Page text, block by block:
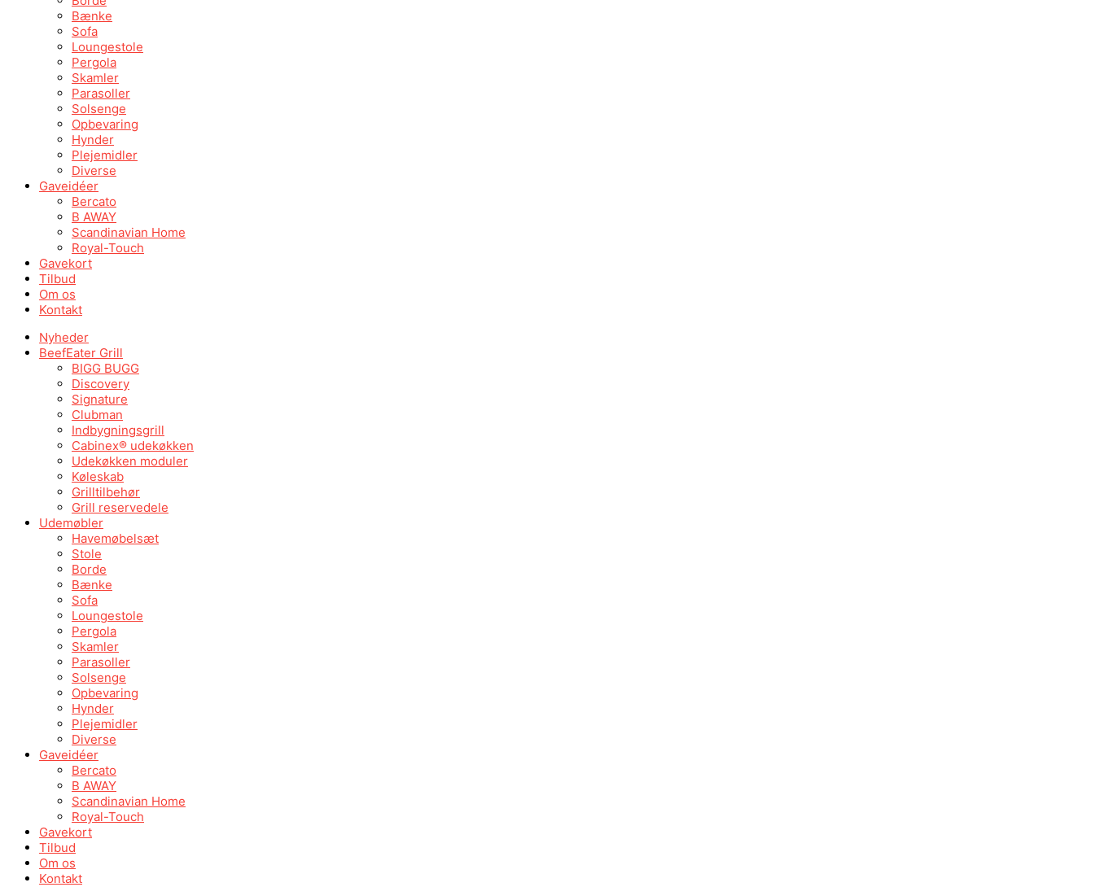
Bænke
Sofa
Loungestole
Pergola
Skamler
Parasoller
Solsenge
Opbevaring
Hynder
Plejemidler
Diverse
Gaveidéer
Bercato
B AWAY
Scandinavian Home
Royal-Touch
Gavekort
Tilbud
Om os
Kontakt
Nyheder
BeefEater Grill
BIGG BUGG
Discovery
Signature
Clubman
Indbygningsgrill
Cabinex® udekøkken
Udekøkken moduler
Køleskab
Grilltilbehør
Grill reservedele
Udemøbler
Havemøbelsæt
Stole
Borde
Bænke
Sofa
Loungestole
Pergola
Skamler
Parasoller
Solsenge
Opbevaring
Hynder
Plejemidler
Diverse
Gaveidéer
Bercato
B AWAY
Scandinavian Home
Royal-Touch
Gavekort
Tilbud
Om os
Kontakt